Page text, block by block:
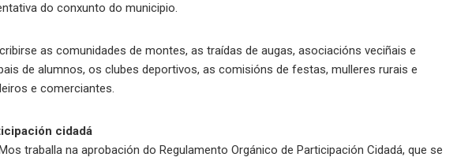
do conxunto do municipio.
as comunidades de montes, as traídas de augas, asociacións veciñais e
de alumnos, os clubes deportivos, as comisións de festas, mulleres rurais e
e comerciantes.
cidadá
traballa na aprobación do Regulamento Orgánico de Participación Cidadá, que se